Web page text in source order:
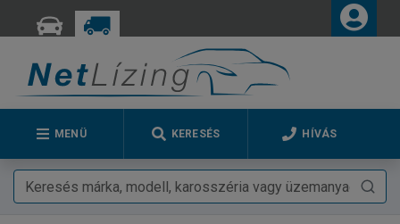
MENÜ KERESÉS HÍVÁS